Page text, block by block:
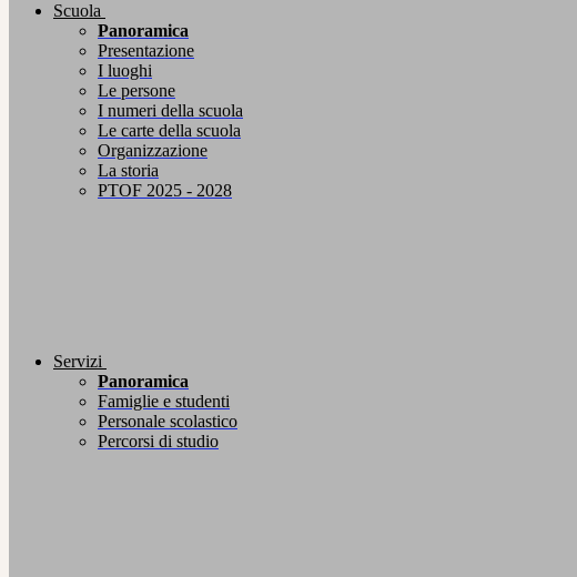
Scuola
Panoramica
Presentazione
I luoghi
Le persone
I numeri della scuola
Le carte della scuola
Organizzazione
La storia
PTOF 2025 - 2028
Servizi
Panoramica
Famiglie e studenti
Personale scolastico
Percorsi di studio